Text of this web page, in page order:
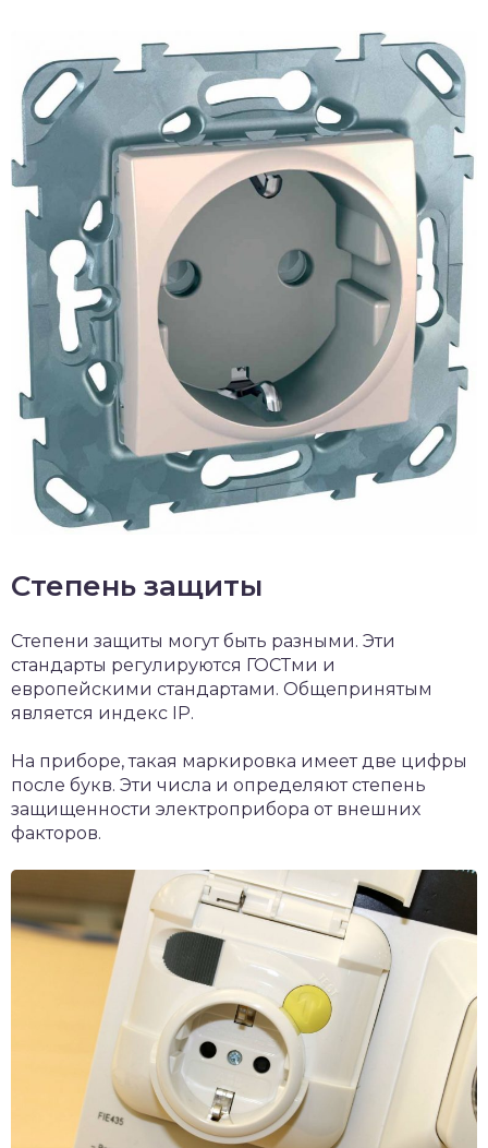
Степень защиты
Степени защиты могут быть разными. Эти
стандарты регулируются ГОСТми и
европейскими стандартами. Общепринятым
является индекс IP.
На приборе, такая маркировка имеет две цифры
после букв. Эти числа и определяют степень
защищенности электроприбора от внешних
факторов.